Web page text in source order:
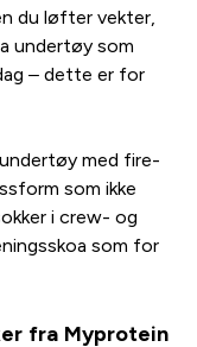
du løfter vekter,
undertøy som
– dette er for
med fire-
som ikke
i crew- og
som for
fra Myprotein